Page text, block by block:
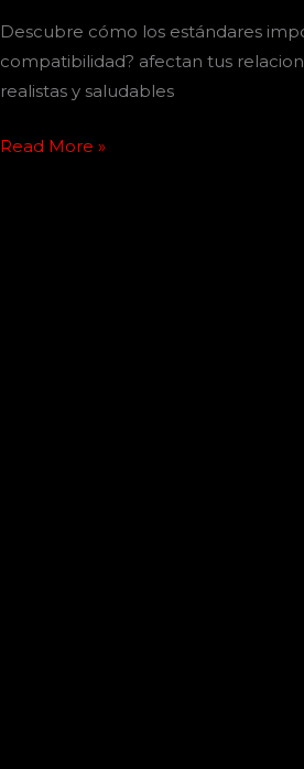
Descubre cómo los estándares
compatibilidad? afectan tus
realistas y saludables
Read More »